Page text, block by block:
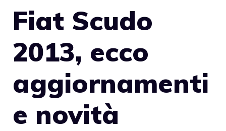
Fiat Scudo
2013, ecco
aggiornamenti
e novità